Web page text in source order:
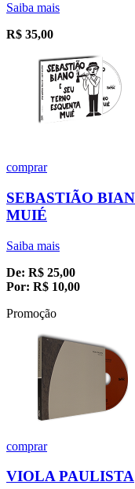
Saiba mais
R$ 35,00
comprar
SEBASTIÃO
MUIÉ
Saiba mais
De: R$ 25,00
Por: R$ 10,00
Promoção
comprar
VIOLA PAULISTA